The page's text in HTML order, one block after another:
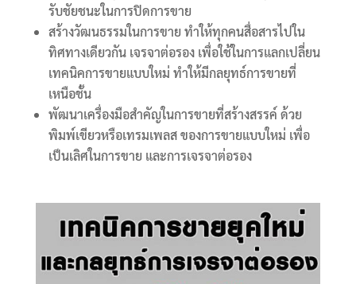
รับชัยชนะในการปิดการขาย
สร้างวัฒนธรรมในการขาย ทำให้ทุกคนสื่อสารไปใน
ทิศทางเดียวกัน เจรจาต่อรอง เพื่อใช้ในการแลกเปลี่ยน
เทคนิคการขายแบบใหม่ ทำให้มีกลยุทธ์การขายที่
เหนือชั้น
พัฒนาเครื่องมือสำคัญในการขายที่สร้างสรรค์ ด้วย
พิมพ์เขียวหรือเทรมเพลส ของการขายแบบใหม่ เพื่อ
เป็นเลิศในการขาย และการเจรจาต่อรอง